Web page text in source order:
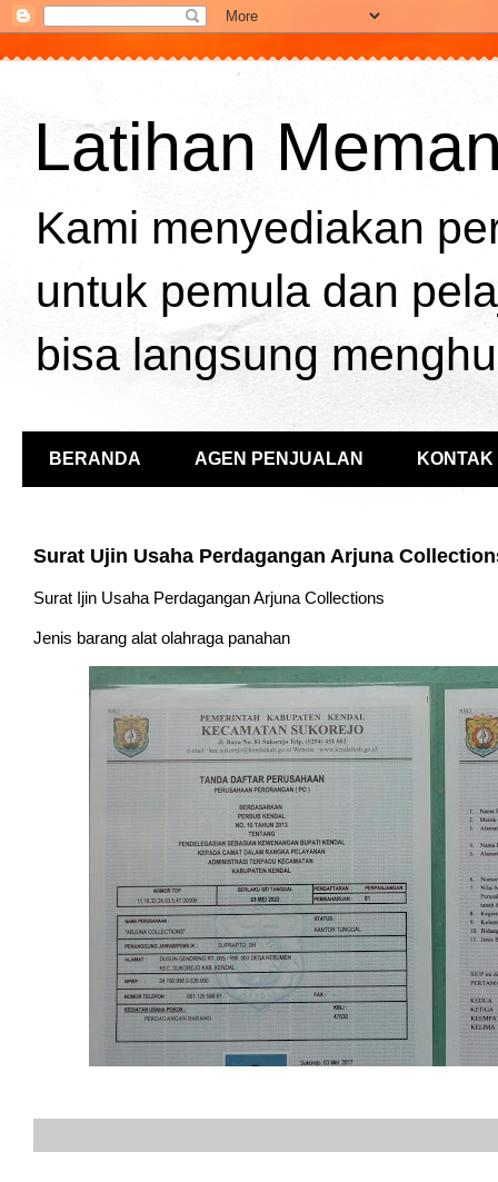
Latihan
Kami menyediakan
untuk pemula dan
bisa langsung
BERANDA AGEN PENJUALAN
Surat Ujin Usaha Perdagangan Arjuna
Surat Ijin Usaha Perdagangan Arjuna Collections
Jenis barang alat olahraga panahan